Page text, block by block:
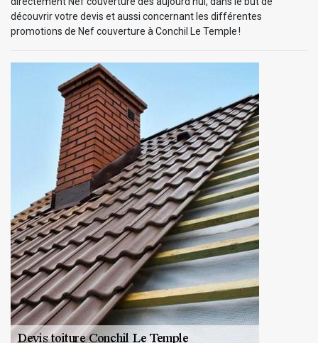
découvrir votre devis et aussi concernant les différentes
promotions de Nef couverture à Conchil Le Temple !